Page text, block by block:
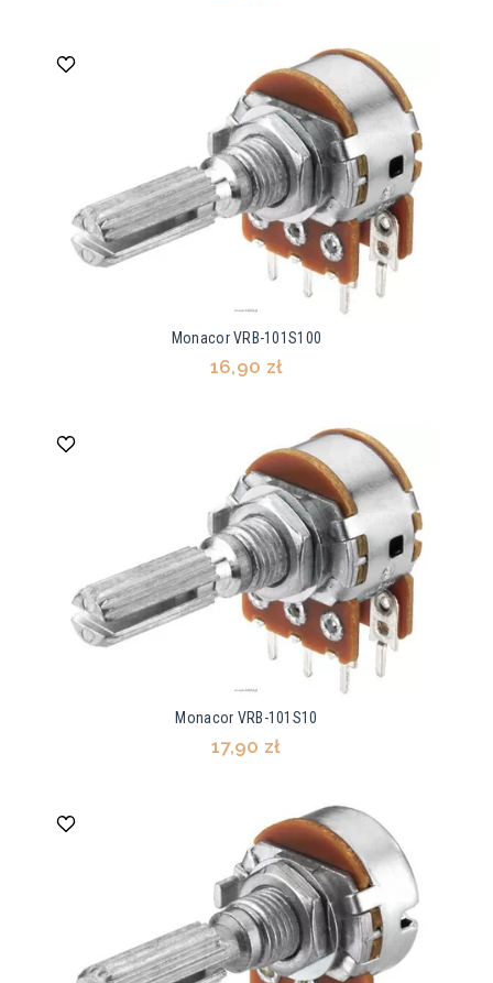
Monacor VRB-101S100
16,90 zł
Monacor VRB-101S10
17,90 zł